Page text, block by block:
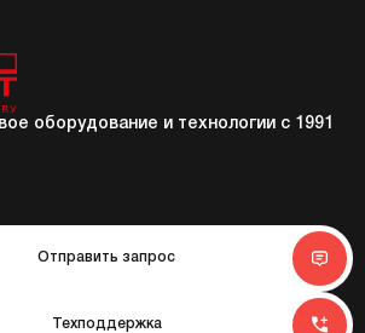
оборудование и технологии с 1991
Отправить запрос
Техподдержка